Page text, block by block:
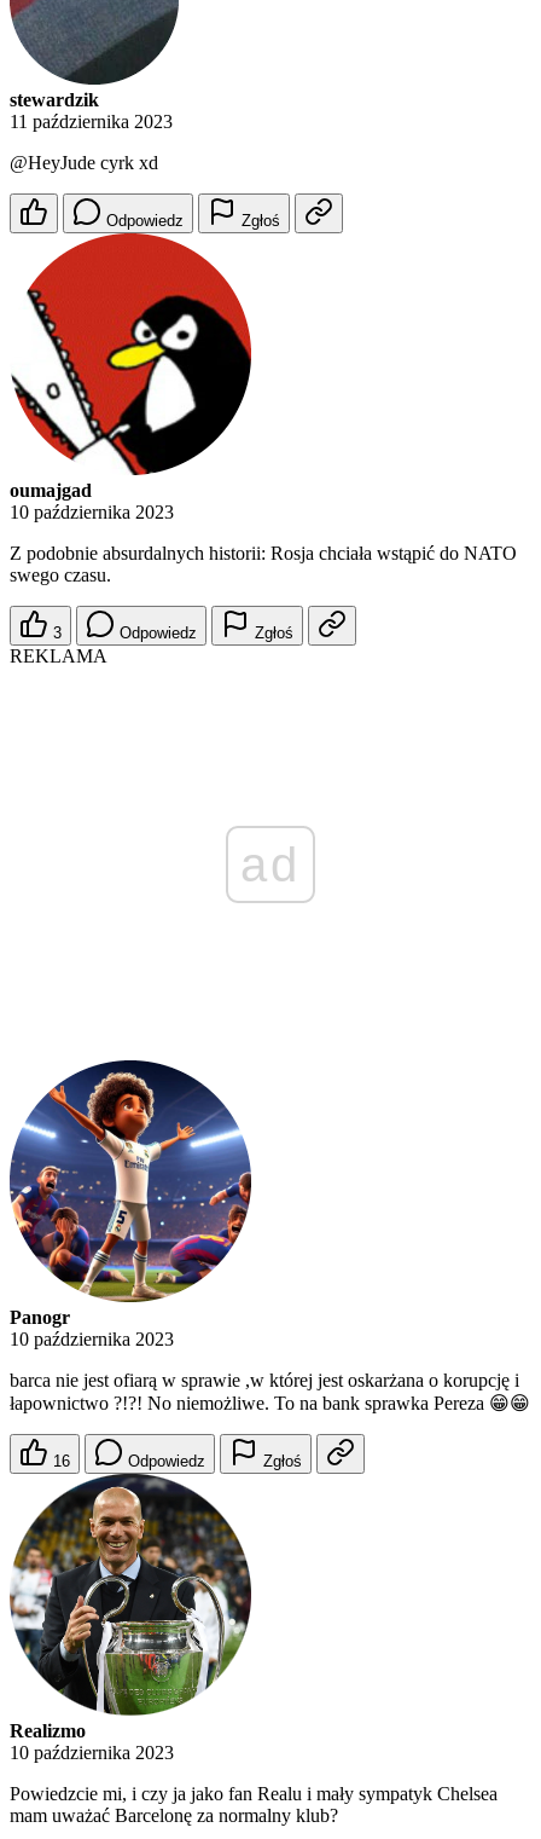
stewardzik
11 października 2023
@HeyJude cyrk xd
Odpowiedz Zgłoś
oumajgad
10 października 2023
Z podobnie absurdalnych historii: Rosja chciała wstąpić do NATO
swego czasu.
3 Odpowiedz Zgłoś
REKLAMA
ad
Panogr
10 października 2023
barca nie jest ofiarą w sprawie ,w której jest oskarżana o korupcję i
łapownictwo ?!?! No niemożliwe. To na bank sprawka Pereza 😁😁
16 Odpowiedz Zgłoś
Realizmo
10 października 2023
Powiedzcie mi, i czy ja jako fan Realu i mały sympatyk Chelsea
mam uważać Barcelonę za normalny klub?